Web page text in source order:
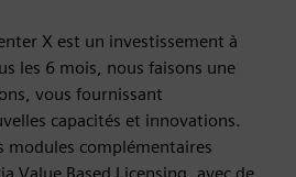
X est un investissement à
les 6 mois, nous faisons une
vous fournissant
capacités et innovations.
modules complémentaires